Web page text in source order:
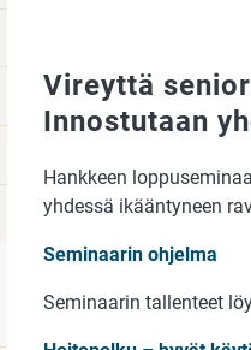
Vireyttä
Innostutaan
Hankkeen
yhdessä ikääntyneen
Seminaarin ohjelma
Seminaarin tallenteet